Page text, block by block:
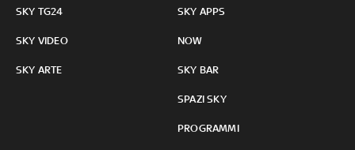
SKY TG24
SKY VIDEO
SKY ARTE
SKY APPS
NOW
SKY BAR
SPAZI SKY
PROGRAMMI